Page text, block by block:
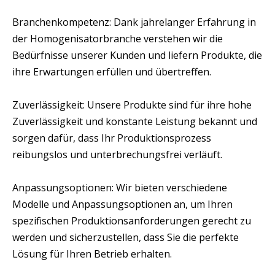
Branchenkompetenz: Dank jahrelanger Erfahrung in
der Homogenisatorbranche verstehen wir die
Bedürfnisse unserer Kunden und liefern Produkte, die
ihre Erwartungen erfüllen und übertreffen.
Zuverlässigkeit: Unsere Produkte sind für ihre hohe
Zuverlässigkeit und konstante Leistung bekannt und
sorgen dafür, dass Ihr Produktionsprozess
reibungslos und unterbrechungsfrei verläuft.
Anpassungsoptionen: Wir bieten verschiedene
Modelle und Anpassungsoptionen an, um Ihren
spezifischen Produktionsanforderungen gerecht zu
werden und sicherzustellen, dass Sie die perfekte
Lösung für Ihren Betrieb erhalten.